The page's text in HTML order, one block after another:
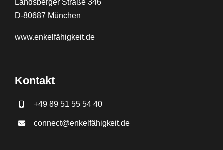
Landsberger Straße 346
D-80687 München
www.enkelfähigkeit.de
Kontakt
+49 89 51 55 54 40
connect@enkelfähigkeit.de